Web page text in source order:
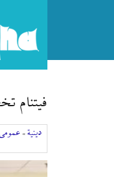
فیتنام
دينية » عمومی